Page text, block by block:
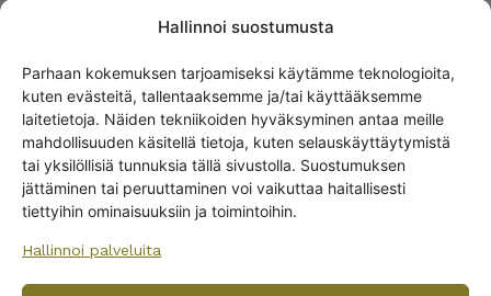
Hallinnoi suostumusta
Parhaan kokemuksen tarjoamiseksi käytämme teknologioita,
kuten evästeitä, tallentaaksemme ja/tai käyttääksemme
laitetietoja. Näiden tekniikoiden hyväksyminen antaa meille
mahdollisuuden käsitellä tietoja, kuten selauskäyttäytymistä
tai yksilöllisiä tunnuksia tällä sivustolla. Suostumuksen
jättäminen tai peruuttaminen voi vaikuttaa haitallisesti
tiettyihin ominaisuuksiin ja toimintoihin.
Hallinnoi palveluita
TUOTTEEN VOI YHDISTÄÄ
SEURAAVIEN TUOTTEIDEN KANSSA
Arabia Maustepurkki
ruskeakukka nimetön
Get -5%
off?
Yes! I want the discount